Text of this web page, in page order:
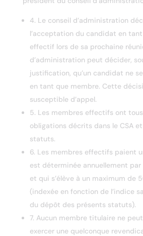
4. Le conseil d’administration
l’acceptation du candidat en
effectif lors de sa prochaine
d’administration peut décider,
justification, qu’un candidat ne
en tant que membre. Cette
susceptible d’appel.
5. Les membres effectifs ont
obligations décrits dans le CSA
statuts.
6. Les membres effectifs paient
est déterminée annuellement par
et qui s’élève à un maximum de
(indexée en fonction de l’indice
du dépôt des présents statuts).
7. Aucun membre titulaire ne
exercer une quelconque